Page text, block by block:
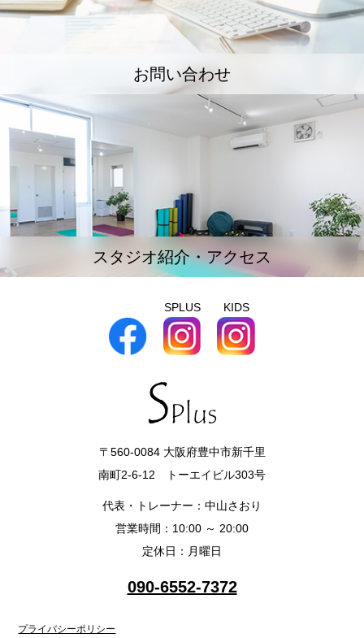
お問い合わせ
スタジオ紹介・アクセス
SPLUS KIDS
〒560-0084 大阪府豊中市新千里
南町2-6-12 トーエイビル303号
代表・トレーナー：中山さおり
営業時間：10:00 ～ 20:00
定休日：月曜日
090-6552-7372
プライバシーポリシー